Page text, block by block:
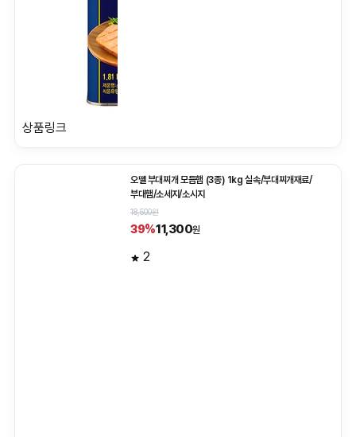
상품링크
오뗄 부대찌개 모듬햄 (3종) 1kg 실속/부대찌개재료/
부대햄/소세지/소시지
18,500원
39%11,300원
2